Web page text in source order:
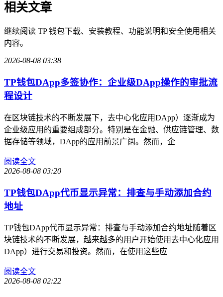
相关文章
继续阅读 TP 钱包下载、安装教程、功能说明和安全使用相关
内容。
2026-08-08 03:38
TP钱包DApp多签协作：企业级DApp操作的审批流
程设计
在区块链技术的不断发展下，去中心化应用DApp）逐渐成为
企业级应用的重要组成部分。特别是在金融、供应链管理、数
据存储等领域，DApp的应用前景广阔。然而，企
阅读全文
2026-08-08 03:20
TP钱包DApp代币显示异常：排查与手动添加合约
地址
TP钱包DApp代币显示异常：排查与手动添加合约地址随着区
块链技术的不断发展，越来越多的用户开始使用去中心化应用
DApp）进行交易和投资。然而，在使用这些应
阅读全文
2026-08-08 02:22